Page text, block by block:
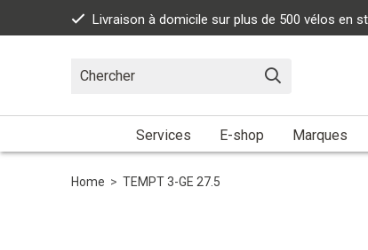
Livraison à domicile sur plus de 500 vélos en
Services E-shop Marques
Home > TEMPT 3-GE 27.5